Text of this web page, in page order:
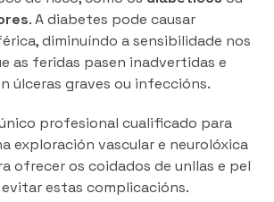
. A diabetes pode causar
diminuíndo a sensibilidade nos
as feridas pasen inadvertidas e
úlceras graves ou infeccións.
profesional cualificado para
exploración vascular e neurolóxica
ofrecer os coidados de unllas e pel
estas complicacións.